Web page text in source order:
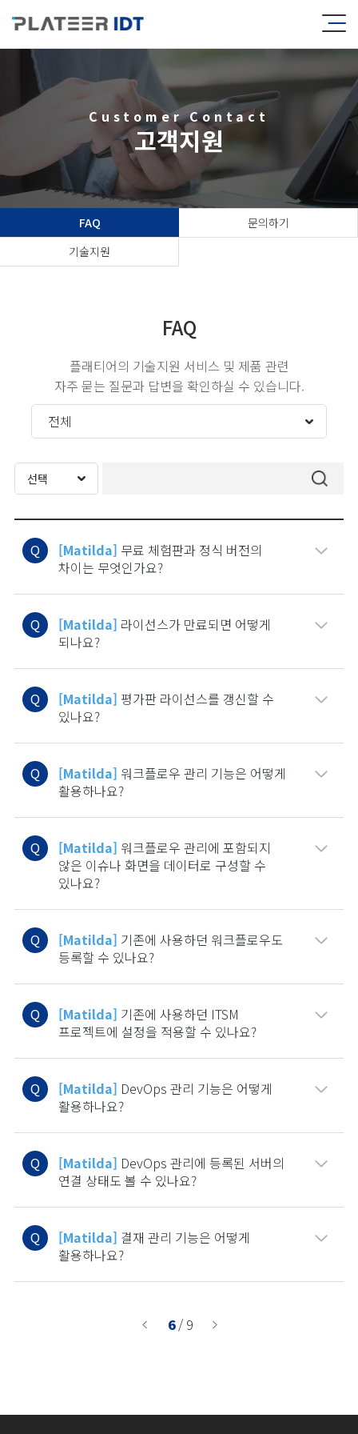
Customer Contact
고객지원
FAQ
문의하기
기술지원
FAQ
플래티어의 기술지원 서비스 및 제품 관련
자주 묻는 질문과 답변을 확인하실 수 있습니다.
Q [Matilda] 무료 체험판과 정식 버전의
차이는 무엇인가요?
Q [Matilda] 라이선스가 만료되면 어떻게
되나요?
Q [Matilda] 평가판 라이선스를 갱신할 수
있나요?
Q [Matilda] 워크플로우 관리 기능은 어떻게
활용하나요?
Q [Matilda] 워크플로우 관리에 포함되지
않은 이슈나 화면을 데이터로 구성할 수
있나요?
Q [Matilda] 기존에 사용하던 워크플로우도
등록할 수 있나요?
Q [Matilda] 기존에 사용하던 ITSM
프로젝트에 설정을 적용할 수 있나요?
Q [Matilda] DevOps 관리 기능은 어떻게
활용하나요?
Q [Matilda] DevOps 관리에 등록된 서버의
연결 상태도 볼 수 있나요?
Q [Matilda] 결재 관리 기능은 어떻게
활용하나요?
6/ 9